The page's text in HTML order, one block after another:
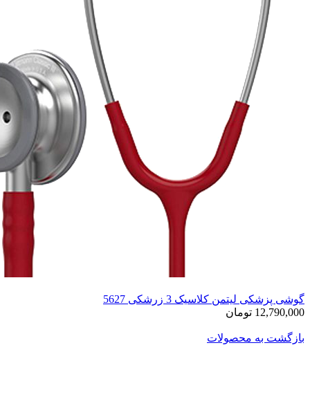
گوشی پزشکی لیتمن کلاسیک 3 زرشکی 5627
12,790,000 تومان
بازگشت به محصولات